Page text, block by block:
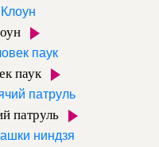
паук
патруль